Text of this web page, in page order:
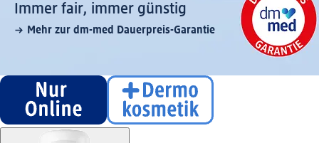
Immer fair,­ immer günstig
Mehr zur dm-med Dauerpreis-Garantie